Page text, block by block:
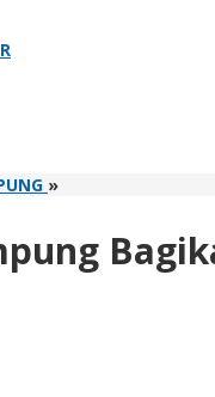
»Gerindra
1200
Kupon